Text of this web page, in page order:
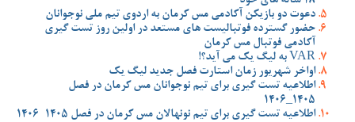
دعوت دو بازیکن آکادمی مس کرمان به اردوی تیم ملی نوجوانان
حضور گسترده فوتبالیست های مستعد در اولین روز تست گیری
آکادمی فوتبال مس کرمان
VAR به لیگ یک می آید؟!
اواخر شهریور زمان استارت فصل جدید لیگ یک
اطلاعیه تست گیری برای تیم نوجوانان مس کرمان در فصل
1405_1406
اطلاعیه تست گیری برای تیم نونهالان مس کرمان در فصل 1405-1406